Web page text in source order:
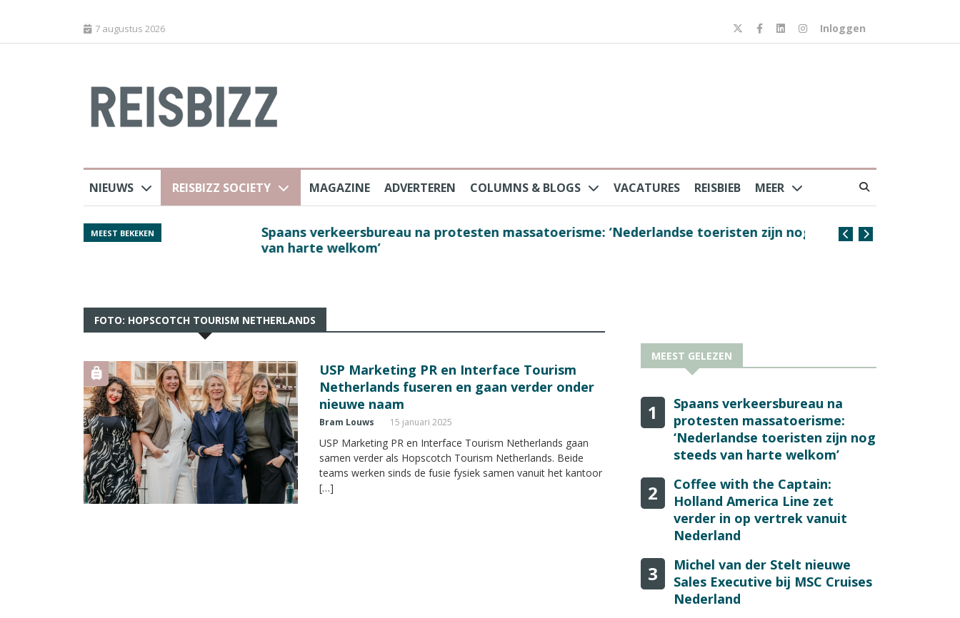
7 augustus 2026 Inloggen
NIEUWS REISBIZZ SOCIETY MAGAZINE ADVERTEREN COLUMNS & BLOGS VACATURES REISBIEB MEER
MEEST BEKEKEN
Spaans verkeersbureau na protesten massatoerisme: ‘Nederlandse toeristen zijn nog steeds
van harte welkom’
Coffee with the
FOTO: HOPSCOTCH TOURISM NETHERLANDS
USP Marketing PR en Interface Tourism
Netherlands fuseren en gaan verder onder
nieuwe naam
Bram Louws 15 januari 2025
USP Marketing PR en Interface Tourism Netherlands gaan
samen verder als Hopscotch Tourism Netherlands. Beide
teams werken sinds de fusie fysiek samen vanuit het kantoor
[…]
MEEST GELEZEN
1
Spaans verkeersbureau na
protesten massatoerisme:
‘Nederlandse toeristen zijn nog
steeds van harte welkom’
2
Coffee with the Captain:
Holland America Line zet
verder in op vertrek vanuit
Nederland
3
Michel van der Stelt nieuwe
Sales Executive bij MSC Cruises
Nederland